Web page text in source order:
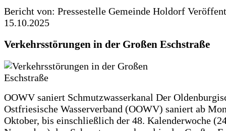
Bericht von: Pressestelle Gemeinde Holdorf
15.10.2025
Verkehrsstörungen in der Großen Eschstraße
OOWV saniert Schmutzwasserkanal Der
Ostfriesische Wasserverband (OOWV) saniert ab
Oktober, bis einschließlich der 48. Kalenderwoche